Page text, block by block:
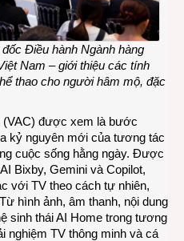
Điều hành Ngành hàng
Nam –giới thiệu các tính
thao cho người hâm mộ, đặc
(VAC) được xem là bước
kỷ nguyên mới của tương tác
cuộc sống hằng ngày. Được
Bixby, Gemini và Copilot,
với TV theo cách tự nhiên,
hình ảnh, âm thanh, nội dung
sinh thái AI Home trong tương
nghiệm TV thông minh và cá